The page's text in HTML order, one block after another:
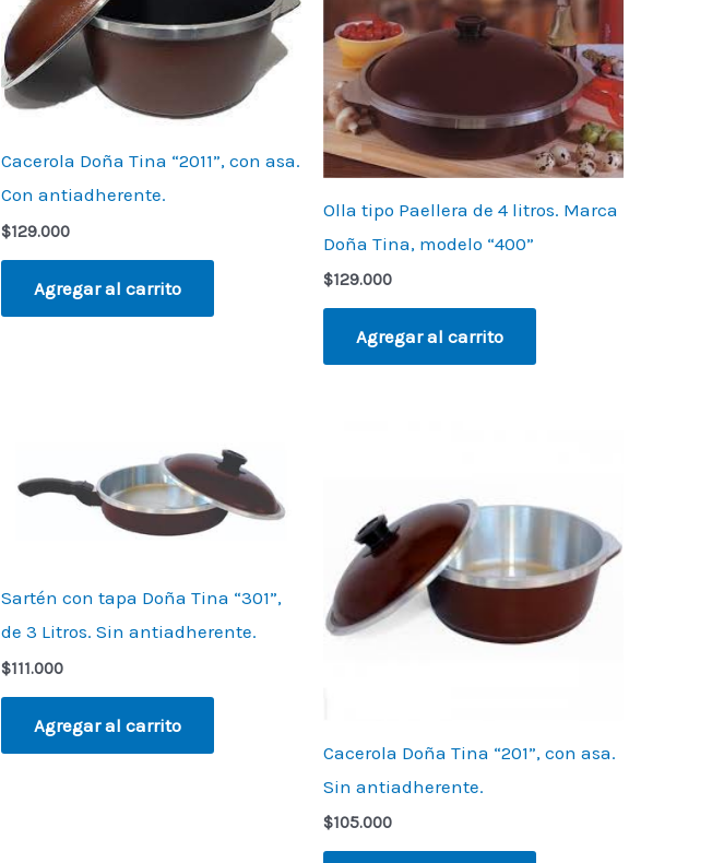
Cacerola Doña Tina “2011”, con asa.
Con antiadherente.
$129.000
Agregar al carrito
Olla tipo Paellera de 4 litros. Marca
Doña Tina, modelo “400”
$129.000
Agregar al carrito
Sartén con tapa Doña Tina “301”,
de 3 Litros. Sin antiadherente.
$111.000
Agregar al carrito
Cacerola Doña Tina “201”, con asa.
Sin antiadherente.
$105.000